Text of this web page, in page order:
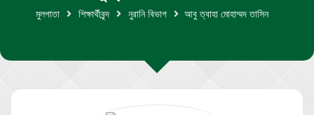
মুলপাতা শিক্ষার্থীবৃন্দ নুরানি বিভাগ আবু ত্বাহা মোহাম্মদ তাসিন